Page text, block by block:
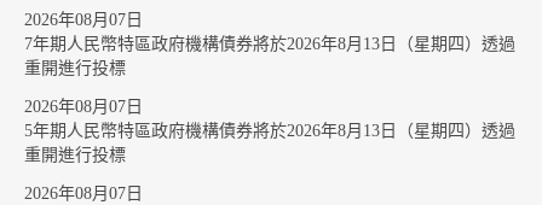
2026年08月07日
7年期人民幣特區政府機構債券將於2026年8月13日（星期四）透過
重開進行投標
2026年08月07日
5年期人民幣特區政府機構債券將於2026年8月13日（星期四）透過
重開進行投標
2026年08月07日